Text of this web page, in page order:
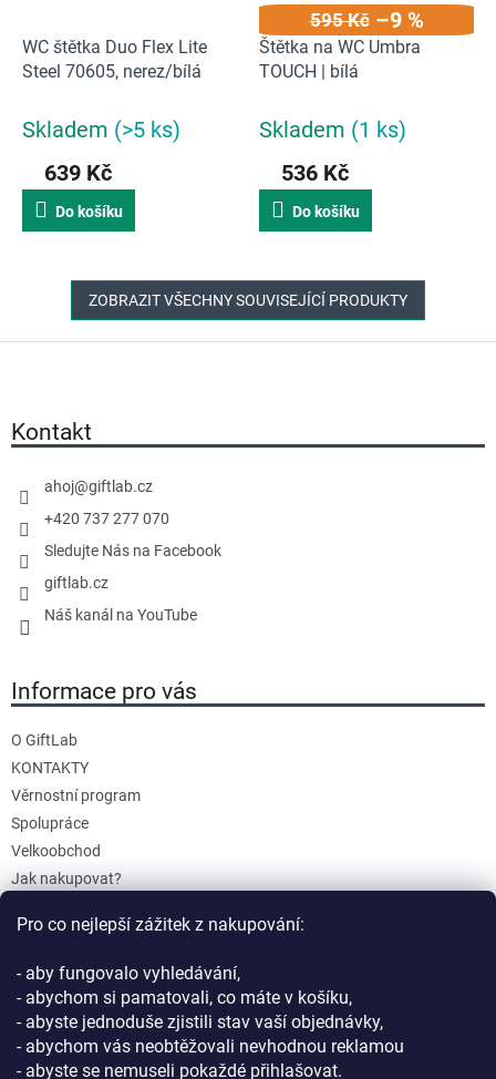
Pro co nejlepší zážitek z nakupování:
- aby fungovalo vyhledávání,
- abychom si pamatovali, co máte v košíku,
- abyste jednoduše zjistili stav vaší objednávky,
- abychom vás neobtěžovali nevhodnou reklamou
- abyste se nemuseli pokaždé přihlašovat.
WC štětka Duo Flex Lite
Steel 70605, nerez/bílá
Skladem (>5 ks)
639 Kč
Do košíku
595 Kč –9 %
Štětka na WC Umbra
TOUCH | bílá
Skladem (1 ks)
536 Kč
Do košíku
ZOBRAZIT VŠECHNY SOUVISEJÍCÍ PRODUKTY
Kontakt
ahoj@giftlab.cz
+420 737 277 070
Sledujte Nás na Facebook
giftlab.cz
Náš kanál na YouTube
Informace pro vás
O GiftLab
KONTAKTY
Věrnostní program
Spolupráce
Velkoobchod
Jak nakupovat?
Reklamace a Vrácení
Obchodní podmínky
Podmínky ochrany osobních údajů